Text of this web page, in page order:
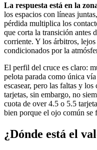
La respuesta está en la
los espacios con líneas
pérdida multiplica los
que corta la transición antes
corriente. Y los árbitros,
condicionados por la
El perfil del cruce es claro:
pelota parada como única
escasear, pero las faltas y
tarjetas, sin embargo, no
cuota de over 4.5 o 5.5
bien porque el ojo común se
¿Dónde está el